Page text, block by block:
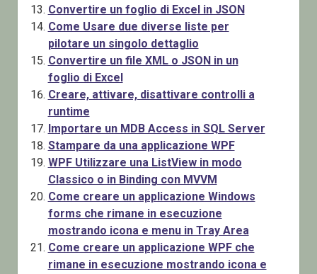
Convertire un foglio di Excel in JSON
Come Usare due diverse liste per
pilotare un singolo dettaglio
Convertire un file XML o JSON in un
foglio di Excel
Creare, attivare, disattivare controlli a
runtime
Importare un MDB Access in SQL Server
Stampare da una applicazione WPF
WPF Utilizzare una ListView in modo
Classico o in Binding con MVVM
Come creare un applicazione Windows
forms che rimane in esecuzione
mostrando icona e menu in Tray Area
Come creare un applicazione WPF che
rimane in esecuzione mostrando icona e